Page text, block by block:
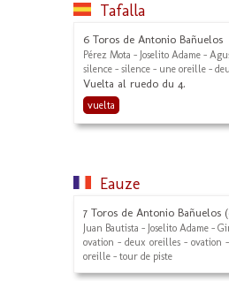
Tafalla
6 Toros de Antonio Bañuelos
Pérez Mota - Joselito Adame -
silence - silence - une oreille -
Vuelta al ruedo du 4.
vuelta
Eauze
7 Toros de Antonio Bañuelos
Juan Bautista - Joselito Adame -
ovation - deux oreilles -
oreille - tour de piste